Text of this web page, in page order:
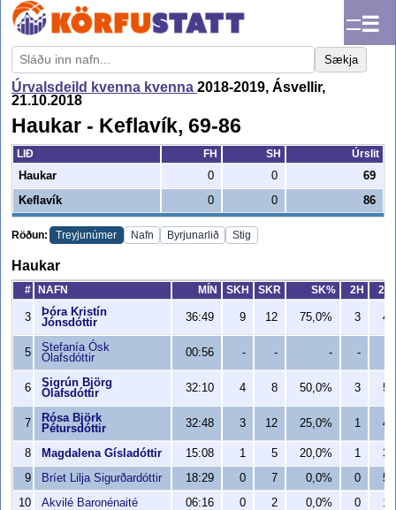
☰
Sækja
Úrvalsdeild kvenna kvenna 2018-2019, Ásvellir,
21.10.2018
Haukar - Keflavík, 69-86
LIÐ FH SH
Úrslit
Haukar
0 0
69
Keflavík
0 0 86
Röðun: Treyjunúmer Nafn Byrjunarlið Stig
Haukar
# NAFN MÍN SKH SKR SK% 2H 2R
3
Þóra Kristín
Jónsdóttir
36:49 9 12 75,0% 3 4
5
Stefanía Ósk
Ólafsdóttir
00:56 - - - -
6
Sigrún Björg
Ólafsdóttir
32:10 4 8 50,0% 3 5
7
Rósa Björk
Pétursdóttir
32:48 3 12 25,0% 1 4
8 Magdalena Gísladóttir 15:08 1 5 20,0% 1
3
9
Bríet Lilja Sigurðardóttir 18:29 0 7 0,0% 0
5
10
Akvilé Baronénaité 06:16 0 2 0,0% 0
1